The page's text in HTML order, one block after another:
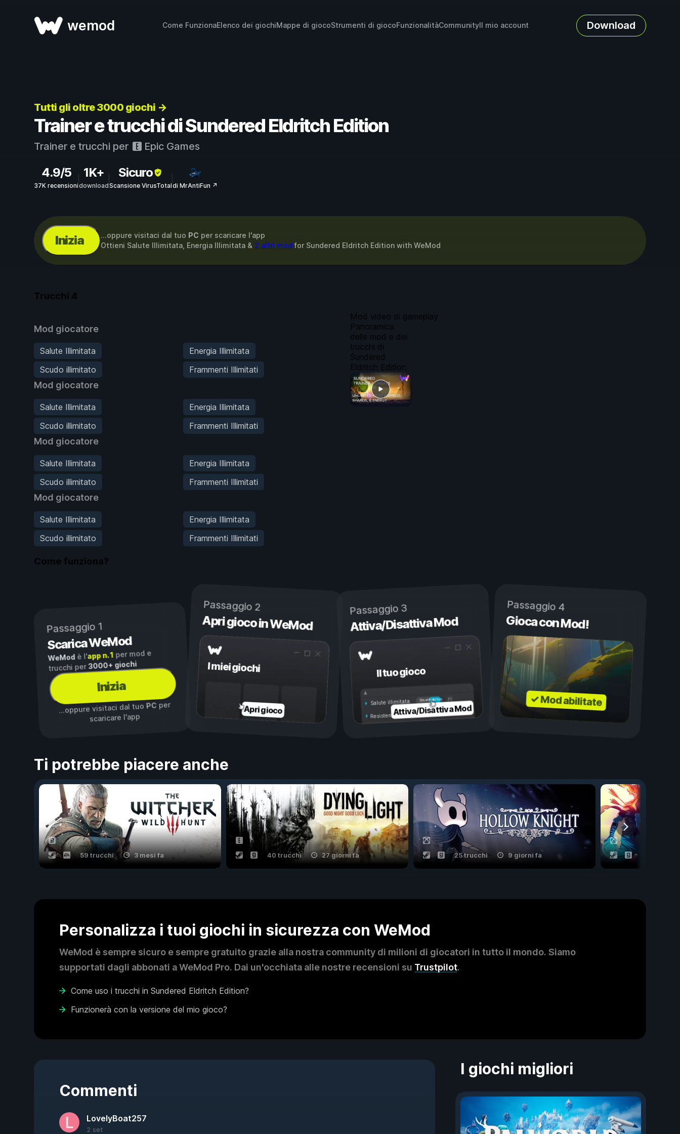
wemod Come FunzionaElenco dei giochiMappe di giocoStrumenti di giocoFunzionalitàCommunityIl mio account Download
Tutti gli oltre 3000 giochi →
Trainer e trucchi di Sundered Eldritch Edition
Trainer e trucchi per Epic Games
4.9/5
37K recensioni
1K+
download
Sicuro
Scansione VirusTotaldi MrAntiFun ↗
Inizia ...oppure visitaci dal tuo PC per scaricare l'app
Ottieni Salute Illimitata, Energia Illimitata & 2 altri mod for Sundered Eldritch Edition with WeMod
Trucchi 4
Mod giocatore
Salute Illimitata
Energia Illimitata
Scudo illimitato
Frammenti Illimitati
Mod giocatore
Salute Illimitata
Energia Illimitata
Scudo illimitato
Frammenti Illimitati
Mod giocatore
Salute Illimitata
Energia Illimitata
Scudo illimitato
Frammenti Illimitati
Mod giocatore
Salute Illimitata
Energia Illimitata
Scudo illimitato
Frammenti Illimitati
Mod video di gameplay
Panoramica
delle mod e dei
trucchi di
Sundered
Eldritch Edition
Come funziona?
Passaggio 1
Scarica WeMod
WeMod è l'app n. 1per mod e
trucchi per3000+ giochi
Inizia
...oppure visitaci dal tuo PCper
scaricare l'app
Passaggio 2
Apri gioco in WeMod
I miei giochi
Apri gioco
Passaggio 3
Attiva/Disattiva Mod
Il tuo gioco
Attivo
Disattivo
Salute illimitata
Resistenza illimitata
Attiva/Disattiva Mod
Passaggio 4
Gioca con Mod!
✓ Mod abilitate
Ti potrebbe piacere anche
59 trucchi 3 mesi fa 40 trucchi 27 giorni fa 25 trucchi 9 giorni fa
Personalizza i tuoi giochi in sicurezza con WeMod
WeMod è sempre sicuro e sempre gratuito grazie alla nostra community di milioni di giocatori in tutto il mondo. Siamo
supportati dagli abbonati a WeMod Pro. Dai un'occhiata alle nostre recensioni su Trustpilot.
Come uso i trucchi in Sundered Eldritch Edition?
Funzionerà con la versione del mio gioco?
Commenti
LovelyBoat257
2 set
I giochi migliori